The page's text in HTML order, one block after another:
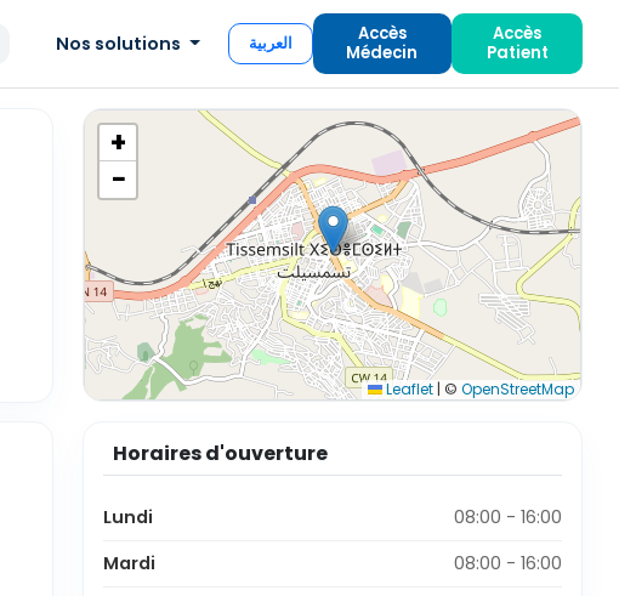
Nos solutions العربية
Accès
Médecin
Accès
Patient
+
−
Leaflet | © OpenStreetMap
Horaires d'ouverture
Lundi
08:00 - 16:00
Mardi
08:00 - 16:00